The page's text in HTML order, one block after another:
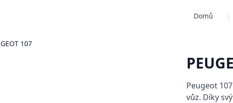
Domů |
107
Peugeot
vůz. Díky